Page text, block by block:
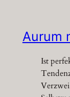
Aurum
Ist